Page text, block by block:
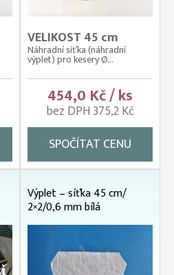
VELIKOST 45 cm
Náhradní síťka (náhradní
výplet) pro kesery Ø...
454,0 Kč / ks
bez DPH 375,2 Kč
SPOČÍTAT CENU
Výplet – síťka 45 cm/
2×2/0,6 mm bílá